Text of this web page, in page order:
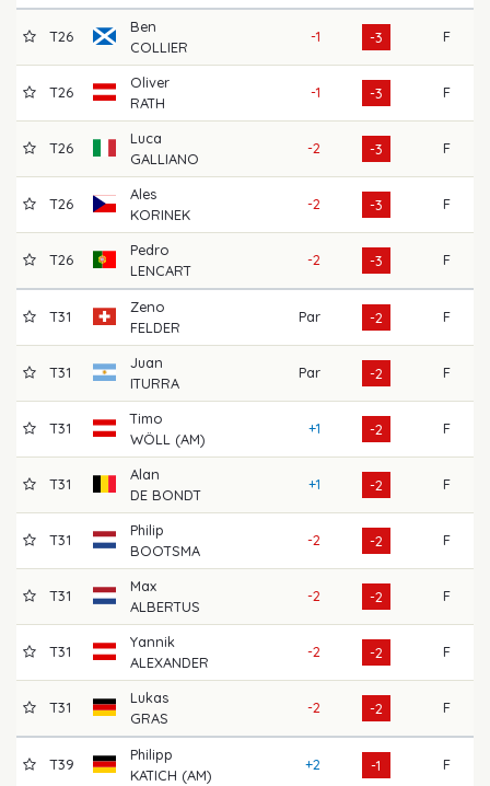
T26
Ben
COLLIER
-1 -3 F
T26
Oliver
RATH
-1 -3 F
T26
Luca
GALLIANO
-2 -3 F
T26
Ales
KORINEK
-2 -3 F
T26
Pedro
LENCART
-2 -3 F
T31
Zeno
FELDER
Par -2 F
T31
Juan
ITURRA
Par -2 F
T31
Timo
WÖLL (AM)
+1 -2 F
T31
Alan
DE BONDT
+1 -2 F
T31
Philip
BOOTSMA
-2 -2 F
T31
Max
ALBERTUS
-2 -2 F
T31
Yannik
ALEXANDER
-2 -2 F
T31
Lukas
GRAS
-2 -2 F
T39
Philipp
KATICH (AM)
+2 -1 F